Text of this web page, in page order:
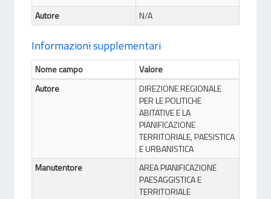
Autore
N/A
Informazioni supplementari
Nome campo
Valore
Autore
DIREZIONE REGIONALE
PER LE POLITICHE
ABITATIVE E LA
PIANIFICAZIONE
TERRITORIALE, PAESISTICA
E URBANISTICA
Manutentore
AREA PIANIFICAZIONE
PAESAGGISTICA E
TERRITORIALE